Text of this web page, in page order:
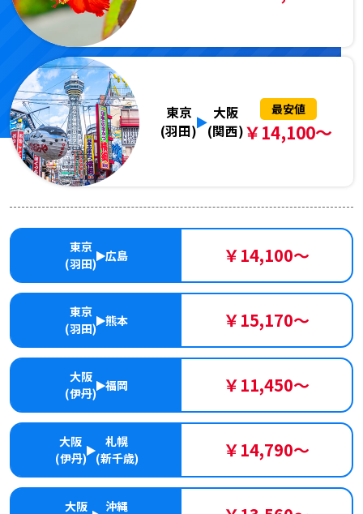
東京
(羽田)
大阪
(関西)
最安値
￥14,100～
東京
(羽田)
広島 ￥14,100～
東京
(羽田)
熊本 ￥15,170～
大阪
(伊丹)
福岡 ￥11,450～
大阪
(伊丹)
札幌
(新千歳)
￥14,790～
大阪 沖縄